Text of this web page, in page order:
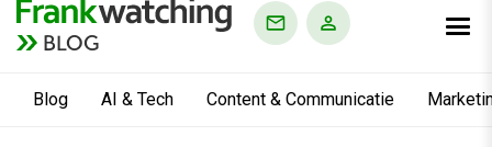
BLOG
Blog AI & Tech Content & Communicatie